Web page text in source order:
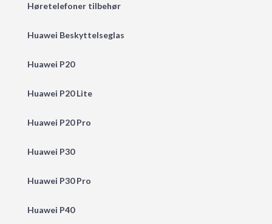
Høretelefoner tilbehør
Huawei Beskyttelseglas
Huawei P20
Huawei P20 Lite
Huawei P20 Pro
Huawei P30
Huawei P30 Pro
Huawei P40